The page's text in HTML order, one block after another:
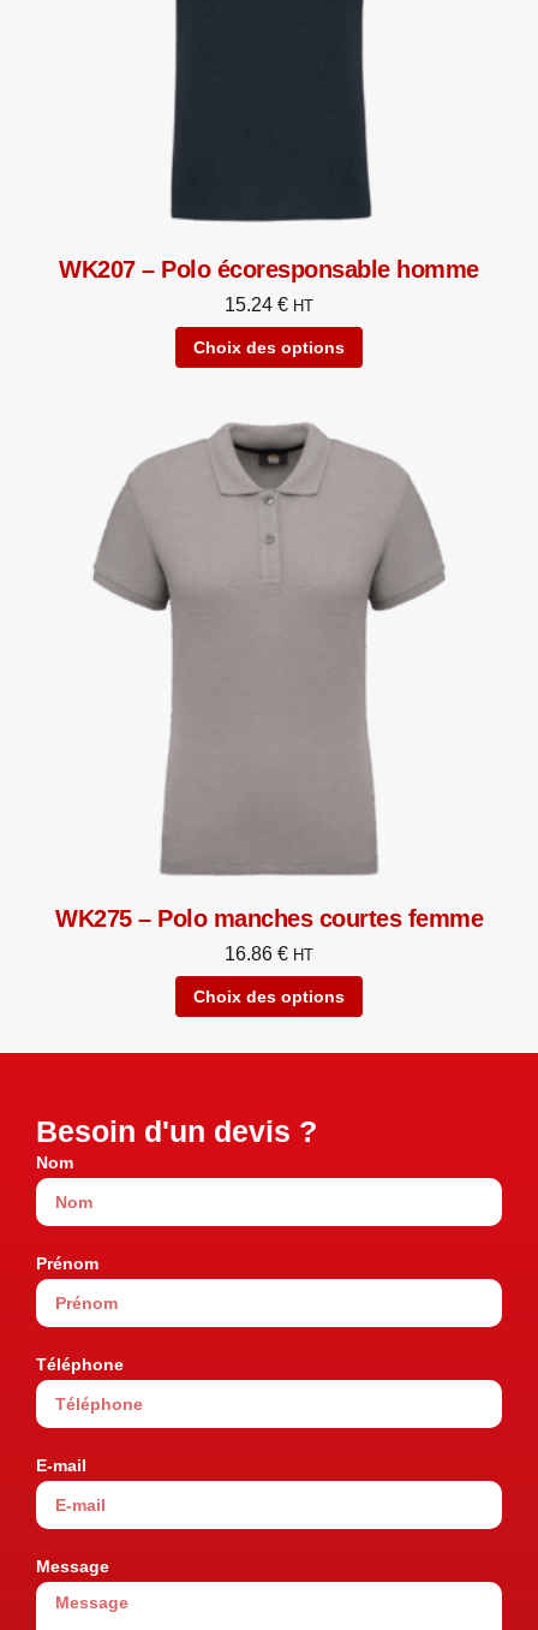
WK207 – Polo écoresponsable homme
15.24 € HT
Choix des options
WK275 – Polo manches courtes femme
16.86 € HT
Choix des options
Besoin d'un devis ?
Nom
Prénom
Téléphone
E-mail
Message